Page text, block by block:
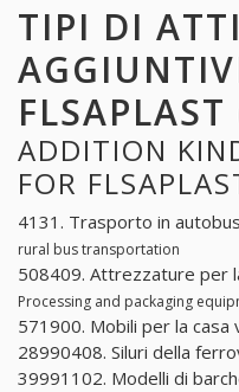
TIPI DI
ADDITION
FOR
4131. Trasporto in
rural bus transportation
508409. Attrezzature per
Processing and packaging
571900. Mobili per la casa
28990408. Siluri della
39991102. Modelli di